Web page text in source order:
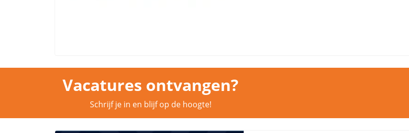
Vacatures ontvangen?
Schrijf je in en blijf op de hoogte!